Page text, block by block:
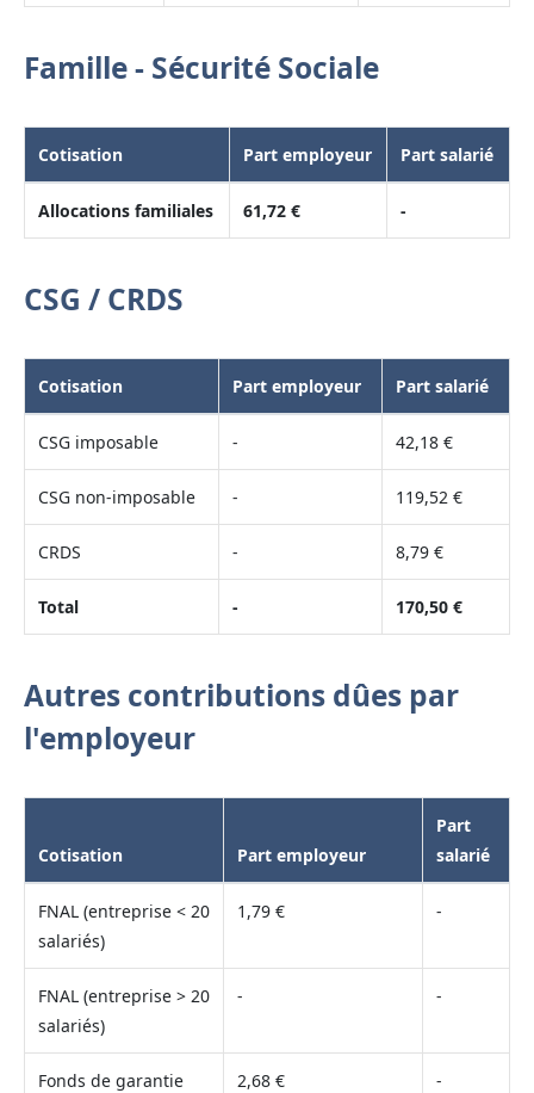
Famille - Sécurité Sociale
Cotisation Part employeur Part salarié
Allocations familiales 61,72 € -
CSG / CRDS
Cotisation Part employeur Part salarié
CSG imposable - 42,18 €
CSG non-imposable - 119,52 €
CRDS - 8,79 €
Total - 170,50 €
Autres contributions dûes par
l'employeur
Cotisation Part employeur
Part
salarié
FNAL (entreprise < 20
salariés)
1,79 € -
FNAL (entreprise > 20
salariés)
- -
Fonds de garantie
2,68 € -